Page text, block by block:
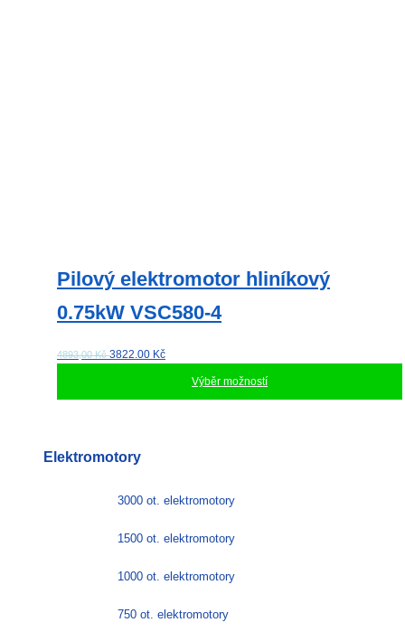
Pilový elektromotor hliníkový
0.75kW VSC580-4
4893,00 Kč3822.00 Kč
Výběr možností
více
Elektromotory
3000 ot. elektromotory
1500 ot. elektromotory
1000 ot. elektromotory
750 ot. elektromotory